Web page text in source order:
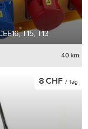
T15, T13
40 km
8 CHF / Tag